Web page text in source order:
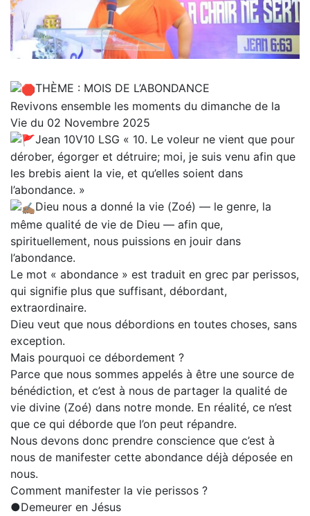
THÈME : MOIS DE L’ABONDANCE
Revivons ensemble les moments du dimanche de la
Vie du 02 Novembre 2025
Jean 10V10 LSG « 10. Le voleur ne vient que pour
dérober, égorger et détruire; moi, je suis venu afin que
les brebis aient la vie, et qu’elles soient dans
l’abondance. »
Dieu nous a donné la vie (Zoé) — le genre, la
même qualité de vie de Dieu — afin que,
spirituellement, nous puissions en jouir dans
l’abondance.
Le mot « abondance » est traduit en grec par perissos,
qui signifie plus que suffisant, débordant,
extraordinaire.
Dieu veut que nous débordions en toutes choses, sans
exception.
Mais pourquoi ce débordement ?
Parce que nous sommes appelés à être une source de
bénédiction, et c’est à nous de partager la qualité de
vie divine (Zoé) dans notre monde. En réalité, ce n’est
que ce qui déborde que l’on peut répandre.
Nous devons donc prendre conscience que c’est à
nous de manifester cette abondance déjà déposée en
nous.
Comment manifester la vie perissos ?
●Demeurer en Jésus